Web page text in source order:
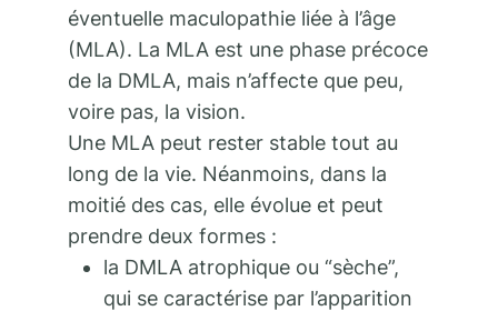
éventuelle maculopathie liée à l’âge
(MLA). La MLA est une phase précoce
de la DMLA, mais n’affecte que peu,
voire pas, la vision.
Une MLA peut rester stable tout au
long de la vie. Néanmoins, dans la
moitié des cas, elle évolue et peut
prendre deux formes :
la DMLA atrophique ou “sèche”,
qui se caractérise par l’apparition